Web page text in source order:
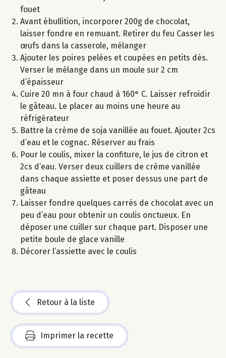
fouet
Avant ébullition, incorporer 200g de chocolat,
laisser fondre en remuant. Retirer du feu Casser les
œufs dans la casserole, mélanger
Ajouter les poires pelées et coupées en petits dés.
Verser le mélange dans un moule sur 2 cm
d’épaisseur
Cuire 20 mn à four chaud à 160° C. Laisser refroidir
le gâteau. Le placer au moins une heure au
réfrigérateur
Battre la crème de soja vanillée au fouet. Ajouter 2cs
d’eau et le cognac. Réserver au frais
Pour le coulis, mixer la confiture, le jus de citron et
2cs d’eau. Verser deux cuillers de crème vanillée
dans chaque assiette et poser dessus une part de
gâteau
Laisser fondre quelques carrés de chocolat avec un
peu d’eau pour obtenir un coulis onctueux. En
déposer une cuiller sur chaque part. Disposer une
petite boule de glace vanille
Décorer l’assiette avec le coulis
Retour à la liste
Imprimer la recette